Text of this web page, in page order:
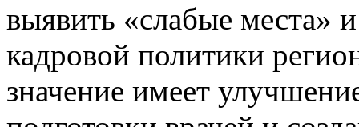
выявить «слабые места»
кадровой политики
значение имеет